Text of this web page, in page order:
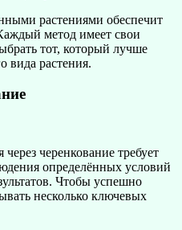
растениями обеспечит
метод имеет свои
тот, который лучше
вида растения.
черенкование требует
определённых условий
Чтобы успешно
несколько ключевых